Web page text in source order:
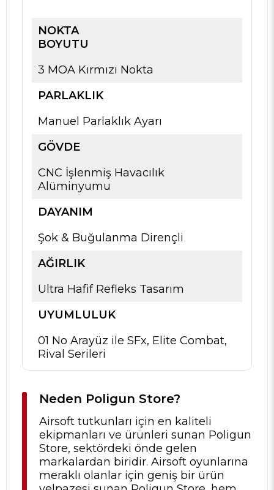
NOKTA
BOYUTU
3 MOA Kırmızı Nokta
PARLAKLIK
Manuel Parlaklık Ayarı
GÖVDE
CNC İşlenmiş Havacılık
Alüminyumu
DAYANIM
Şok & Buğulanma Dirençli
AĞIRLIK
Ultra Hafif Refleks Tasarım
UYUMLULUK
01 No Arayüz ile SFx, Elite Combat,
Rival Serileri
Neden Poligun Store?
Airsoft tutkunları için en kaliteli
ekipmanları ve ürünleri sunan Poligun
Store, sektördeki önde gelen
markalardan biridir. Airsoft oyunlarına
meraklı olanlar için geniş bir ürün